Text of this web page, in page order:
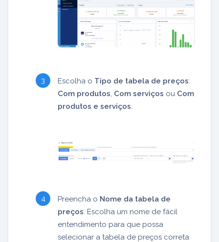
Escolha o Tipo de tabela de preços:
Com produtos Com serviços ou Com
produtos e serviços
Preencha o Nome da tabela de
preços. Escolha um nome de fácil
entendimento para que possa
selecionar a tabela de preços correta